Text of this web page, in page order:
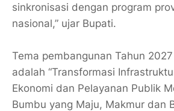
sinkronisasi dengan program
nasional,” ujar Bupati.
Tema pembangunan Tahun
adalah “Transformasi
Ekonomi dan Pelayanan Publik
Bumbu yang Maju, Makmur dan